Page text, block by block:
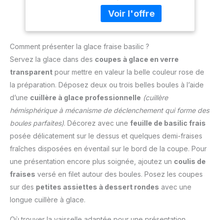
prolongée et fiable.
FONCTIONNALITÉS
AVANCÉES : Dotée d'un
d'un écran LCD, cette
sorbetière offre une
utilisation pratique et
fonction maintien au froid
garantit que vos
desserts restent frais
même après la fin du
processus de
une spatule à glace pour
un service facile et
précis GARANTIE
ETENDUE DE 2 ANS :
étendue de 2 ans,
chaque boule.
Conception compacte et
peu encombrante : ces
réutilisables ont une taille
compacte qui s’adapte
parfaitement à tous les
congélateurs, ce qui en
fait des contenants
idéaux pour les crèmes
glacées maison et la
conservation des
aliments. Nettoyage
facile lave-vaisselle : Nos
inoxydable passent lave-
vaisselle, pour un
nettoyage sans effort
de temps à faire la
Crème Glacée
Maison Et
Conservation
conservation prolongée
et une saveur intacte
Compact: Dimensions de
7,6 x 4,9 x 2,8 pouces,
cette boîte se glisse
congélateur, optimisant
l’espace tout en gardant
vos aliments bien
organisés Matériau
acier inoxydable, cette
boîte alimentaire résiste
aux odeurs et aux
taches, garantissant une
stockage de vos
Comment présenter la glace fraise basilic ?
Servez la glace dans des coupes à glace en verre
transparent pour mettre en valeur la belle couleur rose de
la préparation. Déposez deux ou trois belles boules à l’aide
d’une cuillère à glace professionnelle (cuillère
hémisphérique à mécanisme de déclenchement qui forme des
boules parfaites). Décorez avec une feuille de basilic frais
posée délicatement sur le dessus et quelques demi-fraises
fraîches disposées en éventail sur le bord de la coupe. Pour
une présentation encore plus soignée, ajoutez un coulis de
fraises versé en filet autour des boules. Posez les coupes
sur des petites assiettes à dessert rondes avec une
longue cuillère à glace.